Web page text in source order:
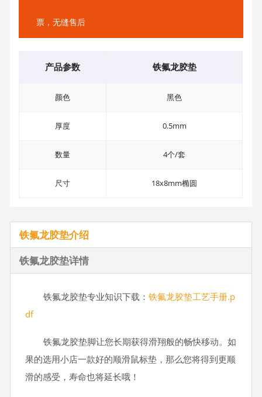
票，无缝售后
产品参数 铁氟龙胶垫
颜色 黑色
厚度 0.5mm
数量 4个/套
尺寸 18x8mm椭圆
铁氟龙胶垫介绍
铁氟龙胶垫详情
铁氟龙胶垫专业知识下载：铁氟龙胶垫工艺手册.p
df
铁氟龙胶垫脚让您长期获得滑翔般的畅快移动。如
果的选用小店一款好的顺滑鼠标垫，那么您将得到更顺
滑的感受，寿命也将延长哦！